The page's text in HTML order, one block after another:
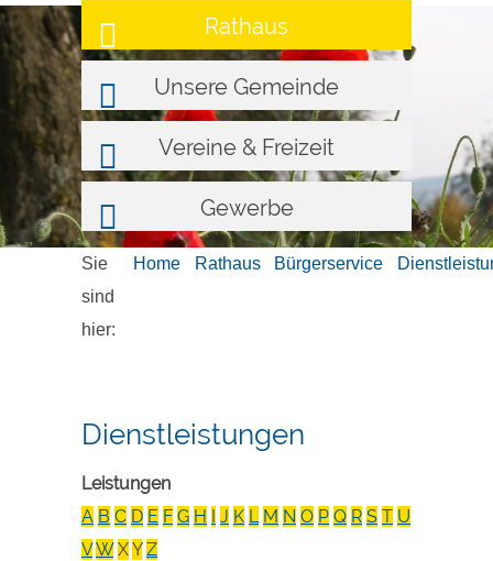
Rathaus
Unsere Gemeinde
Vereine & Freizeit
Gewerbe
Sie
sind
hier:
Home Rathaus Bürgerservice
Dienstleistungen
Leistungen
A B C D E F G H I J K L M N O P Q R S T U
VW XY Z